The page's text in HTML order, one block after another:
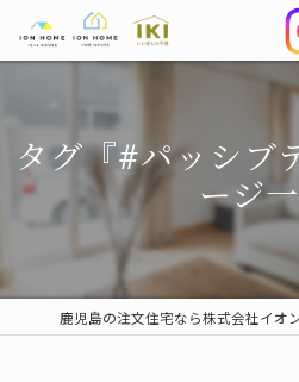
タグ『#パッシブ
ージ